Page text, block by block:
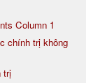
Column 1
chính trị không
trị